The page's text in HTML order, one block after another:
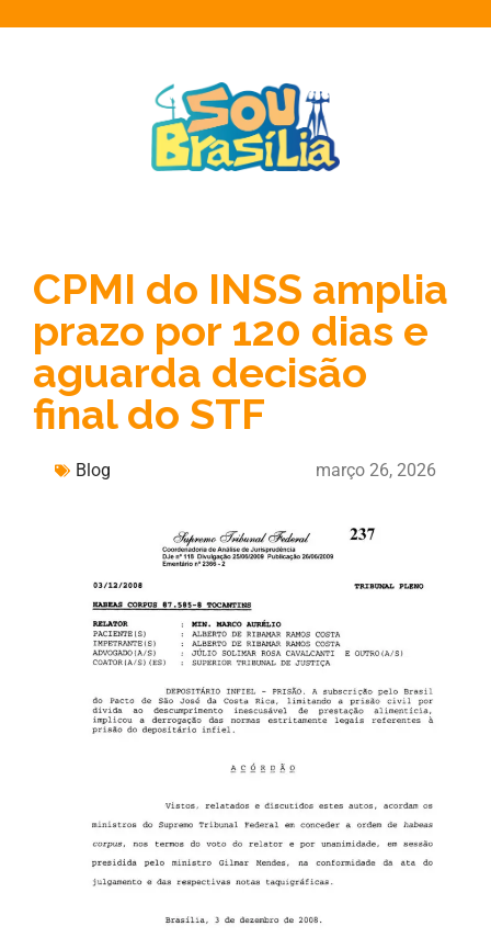
CPMI do INSS amplia
prazo por 120 dias e
aguarda decisão
final do STF
Blog março 26, 2026